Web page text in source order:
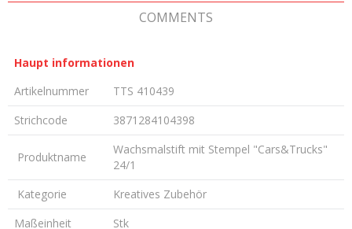
COMMENTS
Haupt informationen
Artikelnummer
TTS 410439
Strichcode
3871284104398
Produktname
Wachsmalstift mit Stempel "Cars&Trucks"
24/1
Kategorie
Kreatives Zubehör
Maßeinheit
Stk